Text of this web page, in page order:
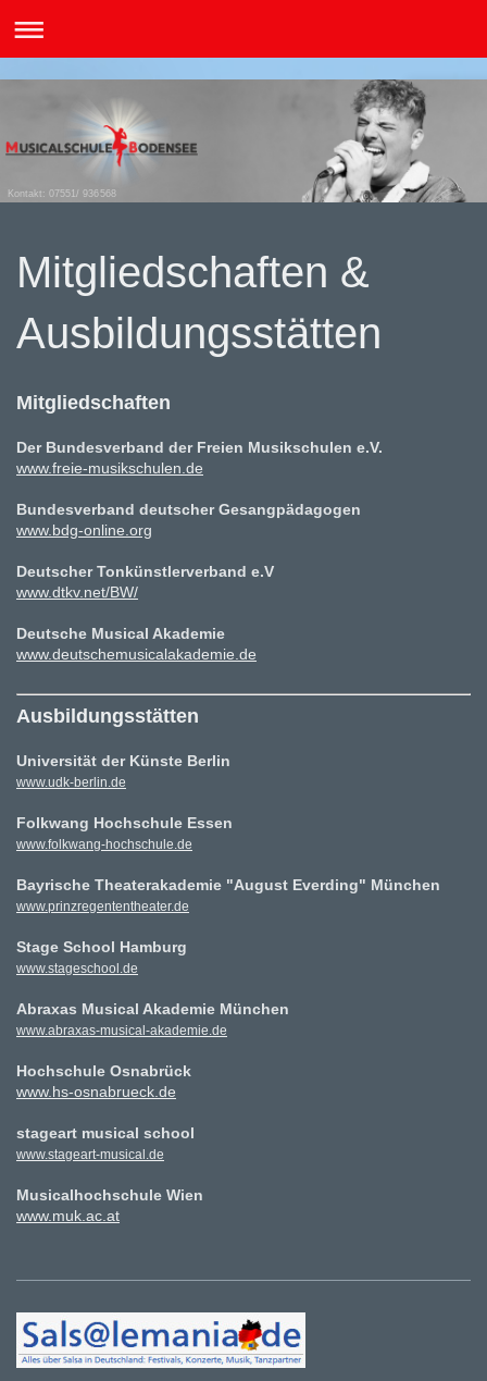
Kontakt: 07551/ 936568
Mitgliedschaften &
Ausbildungsstätten
Mitgliedschaften
Der Bundesverband der Freien Musikschulen e.V.
www.freie-musikschulen.de
Bundesverband deutscher Gesangpädagogen
www.bdg-online.org
Deutscher Tonkünstlerverband e.V
www.dtkv.net/BW/
Deutsche Musical Akademie
www.deutschemusicalakademie.de
Ausbildungsstätten
Universität der Künste Berlin
www.udk-berlin.de
Folkwang Hochschule Essen
www.folkwang-hochschule.de
Bayrische Theaterakademie "August Everding" München
www.prinzregententheater.de
Stage School Hamburg
www.stageschool.de
Abraxas Musical Akademie München
www.abraxas-musical-akademie.de
Hochschule Osnabrück
www.hs-osnabrueck.de
stageart musical school
www.stageart-musical.de
Musicalhochschule Wien
www.muk.ac.at